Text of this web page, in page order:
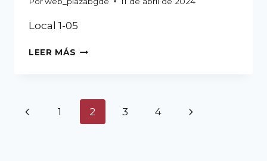
Local 1-05
LEER MÁS
1 2 3 4